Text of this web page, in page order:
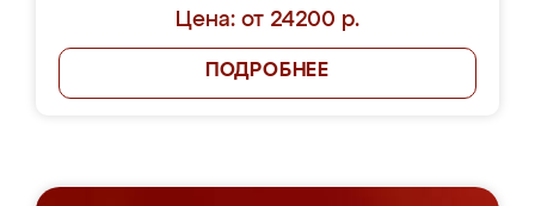
Цена: от 24200 р.
ПОДРОБНЕЕ